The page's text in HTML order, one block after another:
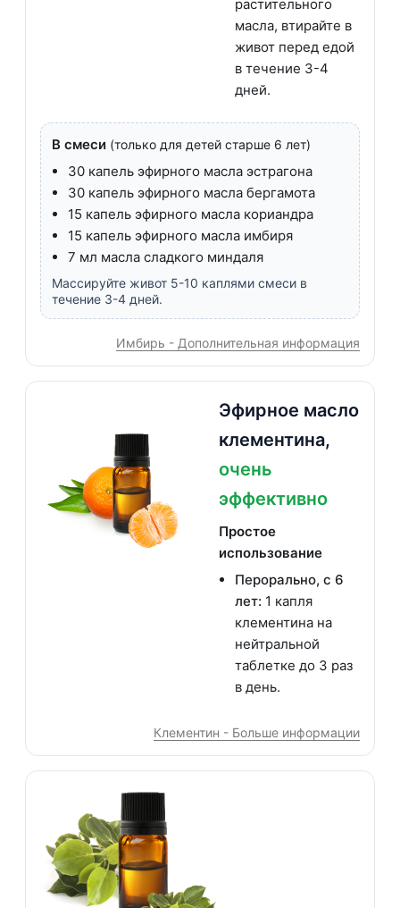
растительного
масла, втирайте в
живот перед едой
в течение 3-4
дней.
В смеси (только для детей старше 6 лет)
30 капель эфирного масла эстрагона
30 капель эфирного масла бергамота
15 капель эфирного масла кориандра
15 капель эфирного масла имбиря
7 мл масла сладкого миндаля
Массируйте живот 5-10 каплями смеси в
течение 3-4 дней.
Имбирь - Дополнительная информация
Эфирное масло
клементина,
очень
эффективно
Простое
использование
Перорально, с 6
лет: 1 капля
клементина на
нейтральной
таблетке до 3 раз
в день.
Клементин - Больше информации